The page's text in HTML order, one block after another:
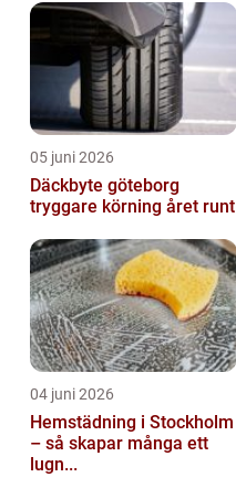
05 juni 2026
Däckbyte göteborg
tryggare körning året runt
04 juni 2026
Hemstädning i Stockholm
– så skapar många ett
lugn...